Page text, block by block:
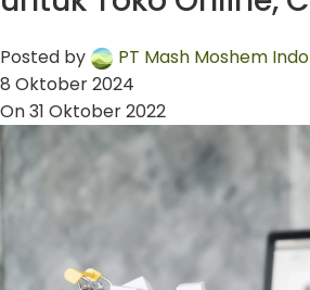
Posted by
PT Mash Moshem
8 Oktober 2024
On 31 Oktober 2022